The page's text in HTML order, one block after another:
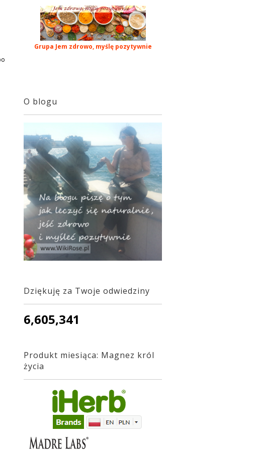
Grupa Jem zdrowo, myślę pozytywnie
O blogu
Dziękuję za Twoje odwiedziny
6,605,341
Produkt miesiąca: Magnez król
życia